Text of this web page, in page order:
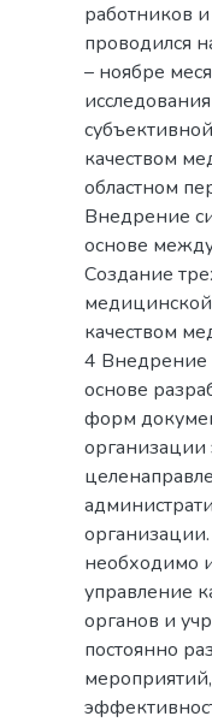
работников
проводился
– ноябре
качеством
областном
Внедрение
основе
Создание
качеством
4 Внедрение
основе
форм
организации
необходимо
управление
органов и
постоянно